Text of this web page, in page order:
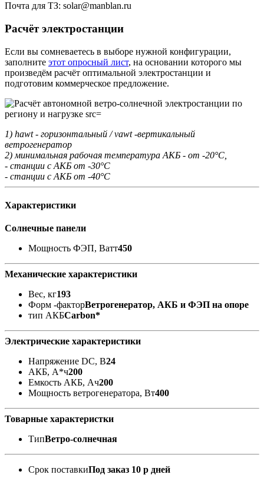
Почта для ТЗ: solar@manblan.ru
Расчёт электростанции
Если вы сомневаетесь в выборе нужной конфигурации,
заполните этот опросный лист, на основании которого мы
произведём расчёт оптимальной электростанции и
подготовим коммерческое предложение.
1) hawt - горизонтальный / vawt -вертикальный
ветрогенератор
2) минимальная рабочая температура АКБ - от -20°С,
- станции с АКБ от -30°С
- станции с АКБ от -40°С
Характеристики
Солнечные панели
Мощность ФЭП, Ватт450
Механические характеристики
Вес, кг193
Форм -факторВетрогенератор, АКБ и ФЭП на опоре
тип АКБCarbon*
Электрические характеристики
Напряжение DC, В24
АКБ, А*ч200
Емкость АКБ, Ач200
Мощность ветрогенератора, Вт400
Товарные характеристки
ТипВетро-солнечная
Срок поставкиПод заказ 10 р дней